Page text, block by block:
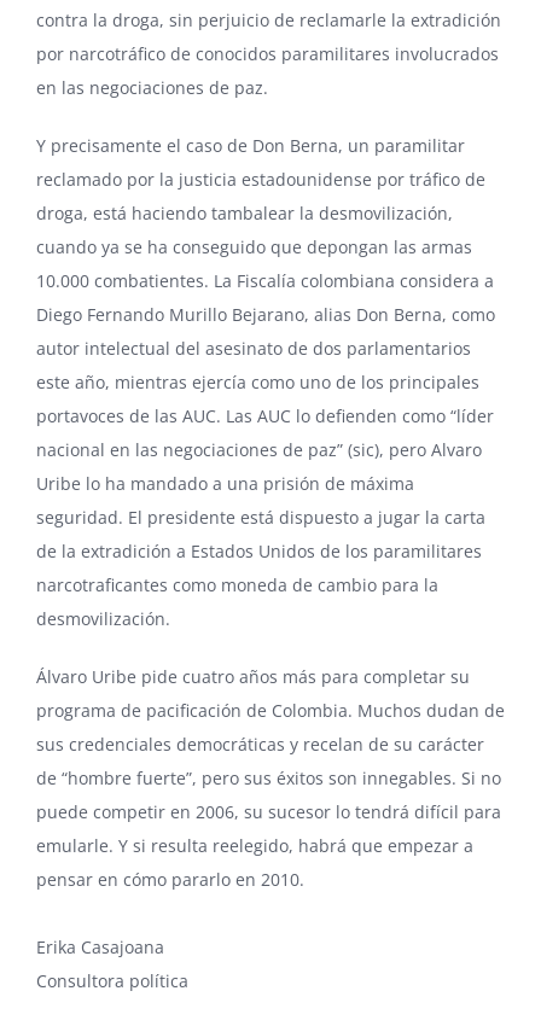
contra la droga, sin perjuicio de reclamarle la extradición
por narcotráfico de conocidos paramilitares involucrados
en las negociaciones de paz.
Y precisamente el caso de Don Berna, un paramilitar
reclamado por la justicia estadounidense por tráfico de
droga, está haciendo tambalear la desmovilización,
cuando ya se ha conseguido que depongan las armas
10.000 combatientes. La Fiscalía colombiana considera a
Diego Fernando Murillo Bejarano, alias Don Berna, como
autor intelectual del asesinato de dos parlamentarios
este año, mientras ejercía como uno de los principales
portavoces de las AUC. Las AUC lo defienden como “líder
nacional en las negociaciones de paz” (sic), pero Alvaro
Uribe lo ha mandado a una prisión de máxima
seguridad. El presidente está dispuesto a jugar la carta
de la extradición a Estados Unidos de los paramilitares
narcotraficantes como moneda de cambio para la
desmovilización.
Álvaro Uribe pide cuatro años más para completar su
programa de pacificación de Colombia. Muchos dudan de
sus credenciales democráticas y recelan de su carácter
de “hombre fuerte”, pero sus éxitos son innegables. Si no
puede competir en 2006, su sucesor lo tendrá difícil para
emularle. Y si resulta reelegido, habrá que empezar a
pensar en cómo pararlo en 2010.
Erika Casajoana
Consultora política